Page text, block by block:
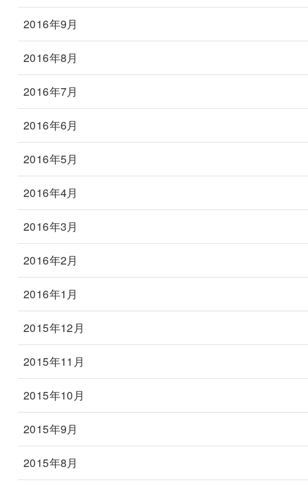
2016年9月
2016年8月
2016年7月
2016年6月
2016年5月
2016年4月
2016年3月
2016年2月
2016年1月
2015年12月
2015年11月
2015年10月
2015年9月
2015年8月